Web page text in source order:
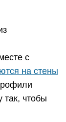
с
на стены
так, чтобы